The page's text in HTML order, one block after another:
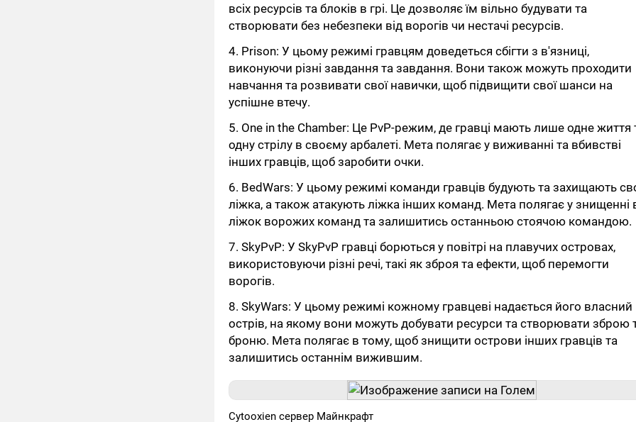
всіх ресурсів та блоків в грі. Це дозволяє їм вільно будувати та
створювати без небезпеки від ворогів чи нестачі ресурсів.
4. Prison: У цьому режимі гравцям доведеться сбігти з в'язниці,
виконуючи різні завдання та завдання. Вони також можуть проходити
навчання та розвивати свої навички, щоб підвищити свої шанси на
успішне втечу.
5. One in the Chamber: Це PvP-режим, де гравці мають лише одне життя
одну стрілу в своєму арбалеті. Мета полягає у виживанні та вбивстві
інших гравців, щоб заробити очки.
6. BedWars: У цьому режимі команди гравців будують та захищають
ліжка, а також атакують ліжка інших команд. Мета полягає у знищенні
ліжок ворожих команд та залишитись останньою стоячою командою.
7. SkyPvP: У SkyPvP гравці борються у повітрі на плавучих островах,
використовуючи різні речі, такі як зброя та ефекти, щоб перемогти
ворогів.
8. SkyWars: У цьому режимі кожному гравцеві надається його власний
острів, на якому вони можуть добувати ресурси та створювати зброю
броню. Мета полягає в тому, щоб знищити острови інших гравців та
залишитись останнім вижившим.
Cytooxien сервер Майнкрафт